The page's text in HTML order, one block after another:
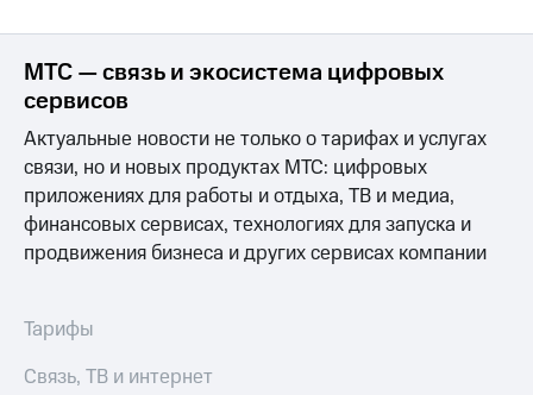
капитал
и
аудит
акций
Описание
Программа
приобретения
Порядок
облигаций
МТС — связь и экосистема цифровых
сервисов
Актуальные новости не только о тарифах и услугах
связи, но и новых продуктах МТС: цифровых
приложениях для работы и отдыха, ТВ и медиа,
финансовых сервисах, технологиях для запуска и
продвижения бизнеса и других сервисах компании
Тарифы
Связь, ТВ и интернет